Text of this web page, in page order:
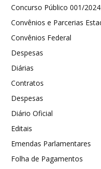
Concurso Público 001/2024
Convênios e Parcerias
Convênios Federal
Despesas
Diárias
Contratos
Despesas
Diário Oficial
Editais
Emendas Parlamentares
Folha de Pagamentos